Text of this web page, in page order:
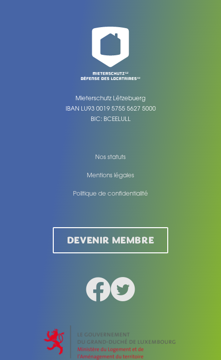
Mieterschutz Lëtzebuerg
IBAN LU93 0019 5755 5627 5000
BIC: BCEELULL
Nos statuts
Mentions légales
Politique de confidentialité
DEVENIR MEMBRE